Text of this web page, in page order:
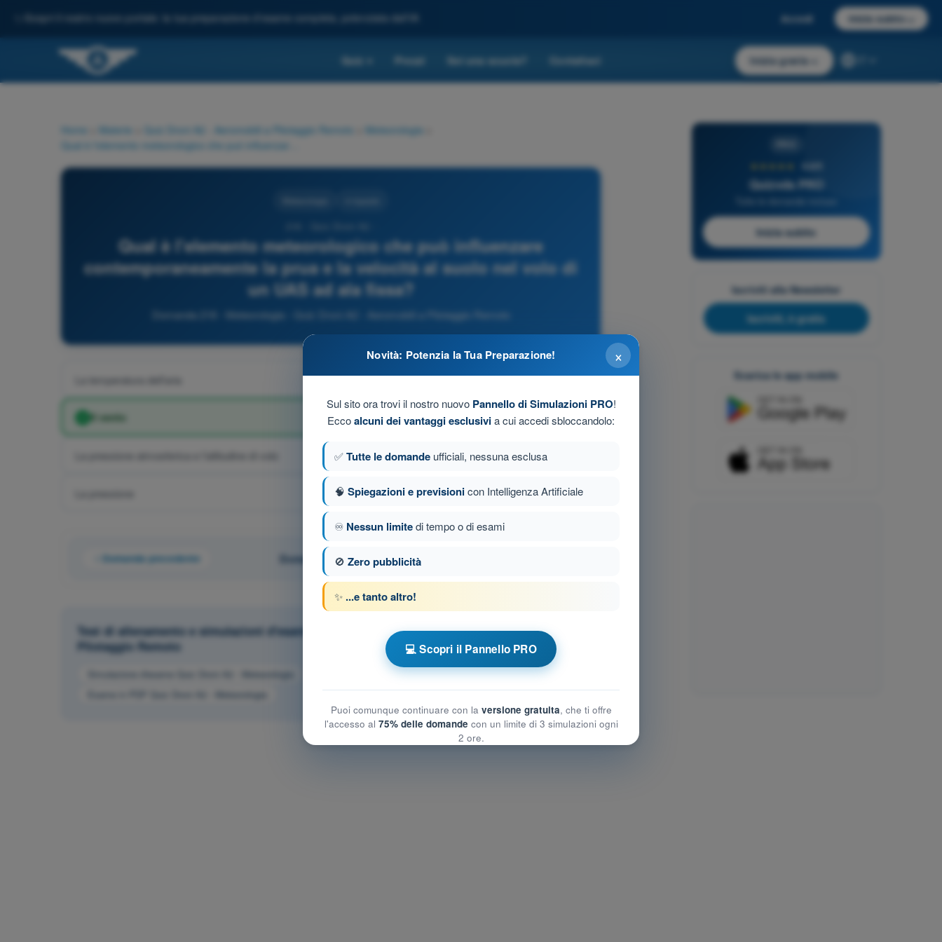
Scopri il nostro nuovo portale: la tua preparazione d'esame completa, potenziata dall'IA Accedi Inizia subito
Quiz Prezzi Sei una scuola? Contattaci Inizia gratis
Home Materie Quiz Droni A2 - Aeromobili a Pilotaggio Remoto Meteorologia
Qual è l'elemento meteorologico che può influenzare
contemporaneamente la prua e la velocità al suolo nel volo di
un UAS ad ala fissa?
Domanda 218 - Meteorologia - Quiz Droni A2 - Aeromobili a Pilotaggio Remoto
La temperatura dell'aria
Il vento
Domanda precedente Domanda 204 di 322
Test di allenamento e simulazioni d'esame a tempo Quiz Droni A2 - Aeromobili a
Pilotaggio Remoto
Allenamento Quiz Droni A2 - Meteorologia
Esame in PDF Quiz Droni A2 - Meteorologia
4,6/5
Quizvds PRO
Inizia subito
Iscriviti alla Newsletter
Iscriviti, è gratis
Scarica le app mobile
×
Novità: Potenzia la Tua Preparazione!
Sul sito ora trovi il nostro nuovo Pannello di Simulazioni PRO!
Eccoalcuni dei vantaggi esclusivia cui accedi sbloccandolo:
✅Tutte le domande ufficiali, nessuna esclusa
🧠 Spiegazioni e previsionicon Intelligenza Artificiale
♾️ Nessun limitedi tempo o di esami
🚫 Zero pubblicità
✨ ...e tanto altro!
💻 Scopri il Pannello PRO
Puoi comunque continuare con la versione gratuita, che ti offre
l'accesso al 75% delle domande con un limite di 3 simulazioni ogni
2 ore.